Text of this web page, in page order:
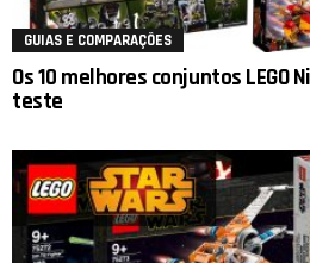
GUIAS E COMPARAÇÕES
Os 10 melhores conjuntos LEGO
teste